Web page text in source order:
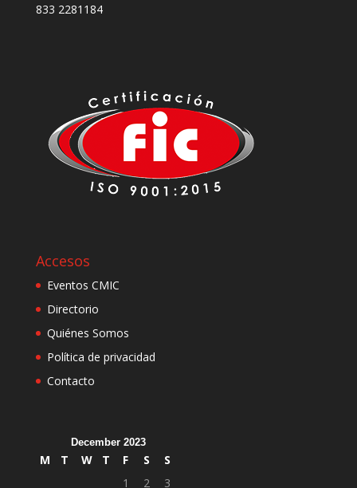
833 2281184
Accesos
Eventos CMIC
Directorio
Quiénes Somos
Política de privacidad
Contacto
December 2023
M T W T F S
S
1
2 3